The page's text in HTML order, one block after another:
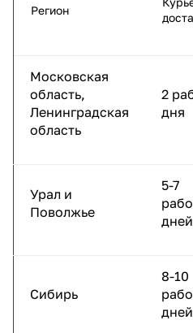
Регион
Московская
область,
Ленинградская
область
2
дня
Урал и
Поволжье
5-7
дней
Сибирь
8-10
дней